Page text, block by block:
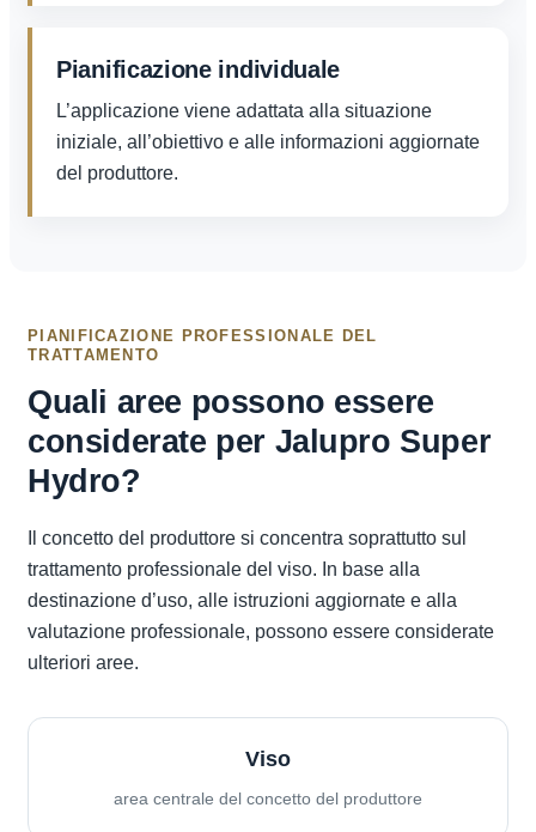
Pianificazione individuale
L’applicazione viene adattata alla situazione
iniziale, all’obiettivo e alle informazioni aggiornate
del produttore.
PIANIFICAZIONE PROFESSIONALE DEL
TRATTAMENTO
Quali aree possono essere
considerate per Jalupro Super
Hydro?
Il concetto del produttore si concentra soprattutto sul
trattamento professionale del viso. In base alla
destinazione d’uso, alle istruzioni aggiornate e alla
valutazione professionale, possono essere considerate
ulteriori aree.
Viso
area centrale del concetto del produttore